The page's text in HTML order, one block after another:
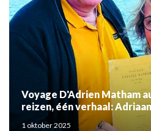
Voyage D'Adrien Matham
reizen, één verhaal:
Mouden
1 oktober 2025